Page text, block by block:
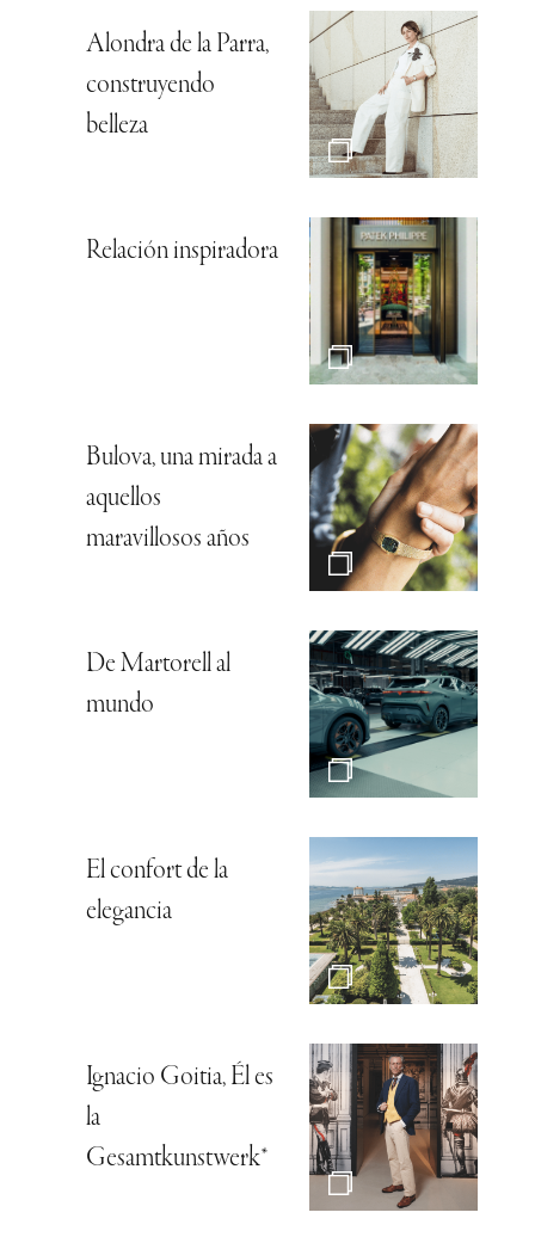
Alondra de la Parra,
construyendo
belleza
Relación inspiradora
Bulova, una mirada a
aquellos
maravillosos años
De Martorell al
mundo
El confort de la
elegancia
Ignacio Goitia, Él es
la
Gesamtkunstwerk*